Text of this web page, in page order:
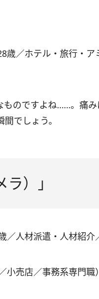
歳／ホテル・旅行・
のですよね……。痛み
でしょう。
）」
／人材派遣・人材紹介
小売店／事務系専門職）